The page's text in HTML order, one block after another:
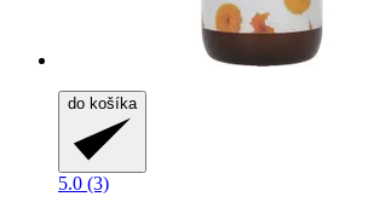
do košíka
5.0 (3)